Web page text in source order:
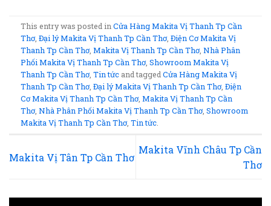
This entry was posted inCửa Hàng Makita Vị Thanh Tp Cần
Thơ,Đại lý Makita Vị Thanh Tp Cần Thơ,Điện Cơ Makita Vị
Thanh Tp Cần Thơ,Makita Vị Thanh Tp Cần Thơ,Nhà Phân
Phối Makita Vị Thanh Tp Cần Thơ,Showroom Makita Vị
Thanh Tp Cần Thơ,Tin tức and taggedCửa Hàng Makita Vị
Thanh Tp Cần Thơ,Đại lý Makita Vị Thanh Tp Cần Thơ,Điện
Cơ Makita Vị Thanh Tp Cần Thơ,Makita Vị Thanh Tp Cần
Thơ,Nhà Phân Phối Makita Vị Thanh Tp Cần Thơ,Showroom
Makita Vị Thanh Tp Cần Thơ,Tin tức.
Makita Vị Tân Tp Cần Thơ
Makita Vĩnh Châu Tp Cần
Thơ